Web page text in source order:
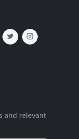
and relevant